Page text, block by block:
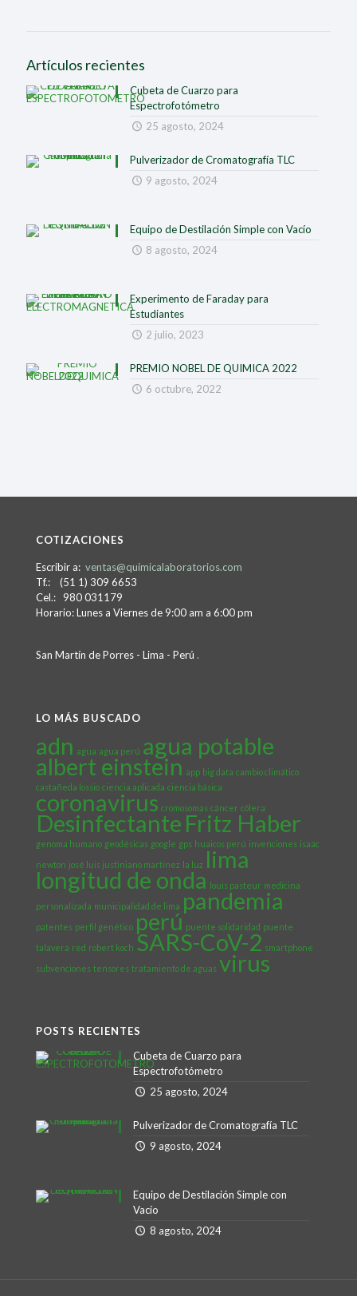
Artículos recientes
Cubeta de Cuarzo para
Espectrofotómetro
25 agosto, 2024
Pulverizador de Cromatografía TLC
9 agosto, 2024
Equipo de Destilación Simple con Vacío
8 agosto, 2024
Experimento de Faraday para
Estudiantes
2 julio, 2023
PREMIO NOBEL DE QUIMICA 2022
6 octubre, 2022
COTIZACIONES
Escribir a: ventas@quimicalaboratorios.com
Tf.: (51 1) 309 6653
Cel.: 980 031179
Horario: Lunes a Viernes de 9:00 am a 6:00 pm
San Martín de Porres - Lima - Perú .
LO MÁS BUSCADO
adn agua agua perú agua potable
albert einstein app big data cambio climático
castañeda lossio ciencia aplicada ciencia básica
coronavirus cromosomas cáncer cólera
Desinfectante Fritz Haber
genoma humano geodésicas google gps huaicos perú invenciones isaac
newton josé luis justiniano martínez la luz lima
longitud de onda louis pasteur medicina
personalizada municipalidad de lima pandemia
patentes perfil genético perú puente solidaridad puente
talavera red robert koch SARS-CoV-2 smartphone
subvenciones tensores tratamiento de aguas virus
POSTS RECIENTES
Cubeta de Cuarzo para
Espectrofotómetro
25 agosto, 2024
Pulverizador de Cromatografía TLC
9 agosto, 2024
Equipo de Destilación Simple con
Vacío
8 agosto, 2024